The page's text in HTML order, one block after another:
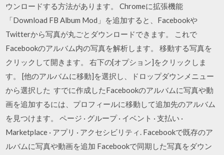
ウンロードする方法があります。 Chromeに拡張機能
「Download FB Album Mod」を追加すると、Facebookや
Twitterから写真が丸ごとダウンロードできます。 これで
Facebookのアルバム内の写真を解析します。 移動する写真を
クリックして開きます。 右下の[オプション]をクリックしま
す。 [他のアルバムに移動]を選択し、ドロップダウンメニュー
から選択した すでに作成したFacebookのアルバムに写真や動
画を追加するには、プロフィールに移動して追加先のアルバム
を見つけます。 ページ · グループ · イベント · 支払い ·
Marketplace · アプリ · アクセシビリティ. Facebookで既存のア
ルバムに写真や動画を追加 Facebookで同期した写真をダウン